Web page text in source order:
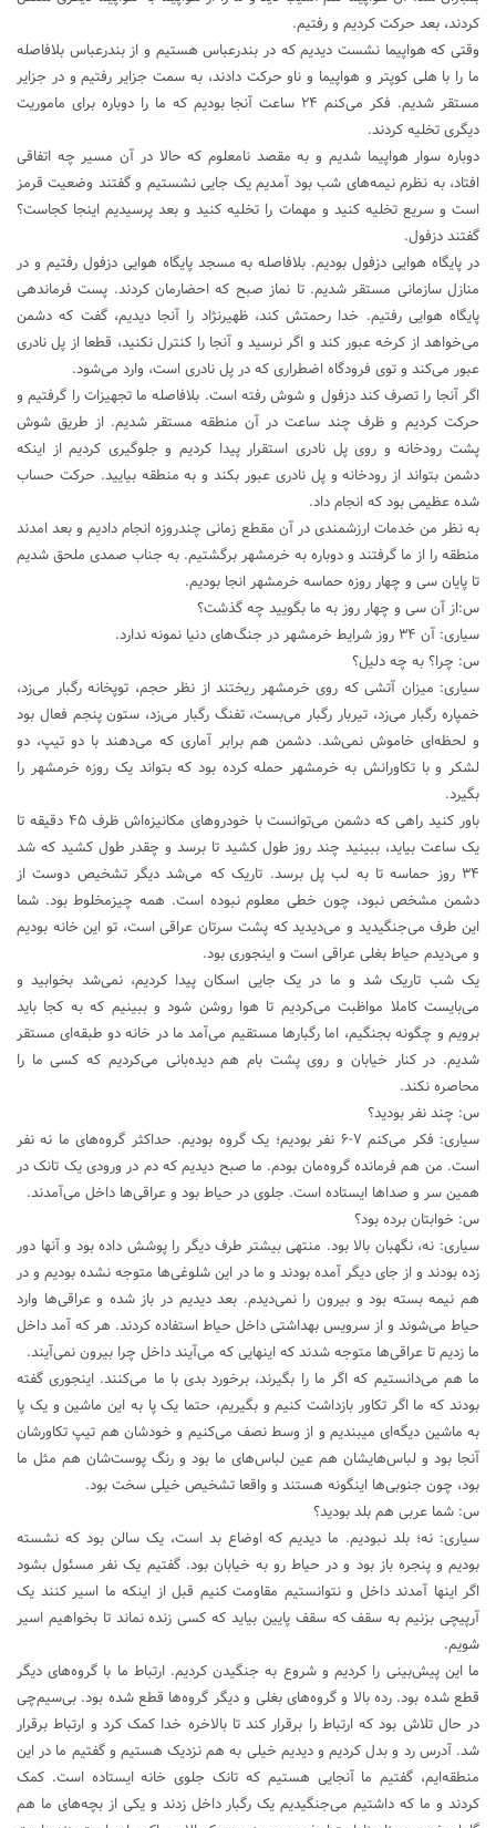
کردند، بعد حرکت کردیم و رفتیم.
وقتی که هواپیما نشست دیدیم که در بندرعباس هستیم و از بندرعباس بلافاصله
ما را با هلی کوپتر و هواپیما و ناو حرکت دادند، به سمت جزایر رفتیم و در جزایر
مستقر شدیم. فکر می‌کنم ۲۴ ساعت آنجا بودیم که ما را دوباره برای ماموریت
دیگری تخلیه کردند.
دوباره سوار هواپیما شدیم و به مقصد نامعلوم که حالا در آن مسیر چه اتفاقی
افتاد، به نظرم نیمه‌های شب بود آمدیم یک جایی نشستیم و گفتند وضعیت قرمز
است و سریع تخلیه کنید و مهمات را تخلیه کنید و بعد پرسیدیم اینجا کجاست؟
گفتند دزفول.
در پایگاه هوایی دزفول بودیم. بلافاصله به مسجد پایگاه هوایی دزفول رفتیم و در
منازل سازمانی مستقر شدیم. تا نماز صبح که احضارمان کردند. پست فرماندهی
پایگاه هوایی رفتیم. خدا رحمتش کند، ظهیرنژاد را آنجا دیدیم، گفت که دشمن
می‌خواهد از کرخه عبور کند و اگر نرسید و آنجا را کنترل نکنید، قطعا از پل نادری
عبور می‌کند و توی فرودگاه اضطراری که در پل نادری است، وارد می‌شود.
اگر آنجا را تصرف کند دزفول و شوش رفته است. بلافاصله ما تجهیزات را گرفتیم و
حرکت کردیم و ظرف چند ساعت در آن منطقه مستقر شدیم. از طریق شوش
پشت رودخانه و روی پل نادری استقرار پیدا کردیم و جلوگیری کردیم از اینکه
دشمن بتواند از رودخانه و پل نادری عبور بکند و به منطقه بیایید. حرکت حساب
شده عظیمی بود که انجام داد.
به نظر من خدمات ارزشمندی در آن مقطع زمانی چندروزه انجام دادیم و بعد امدند
منطقه را از ما گرفتند و دوباره به خرمشهر برگشتیم. به جناب صمدی ملحق شدیم
تا پایان سی و چهار روزه حماسه خرمشهر انجا بودیم.
س:از آن سی و چهار روز به ما بگویید چه گذشت؟
سیاری: آن ۳۴ روز شرایط خرمشهر در جنگ‌های دنیا نمونه ندارد.
س: چرا؟ به چه دلیل؟
سیاری: میزان آتشی که روی خرمشهر ریختند از نظر حجم، توپخانه رگبار می‌زد،
خمپاره رگبار می‌زد، تیربار رگبار می‌بست، تفنگ رگبار می‌زد، ستون پنجم فعال بود
و لحظه‌ای خاموش نمی‌شد. دشمن هم برابر آماری که می‌دهند با دو تیپ، دو
لشکر و با تکاورانش به خرمشهر حمله کرده بود که بتواند یک روزه خرمشهر را
بگیرد.
باور کنید راهی که دشمن می‌توانست با خودروهای مکانیزه‌اش ظرف ۴۵ دقیقه تا
یک ساعت بیاید، ببینید چند روز طول کشید تا برسد و چقدر طول کشید که شد
۳۴ روز حماسه تا به لب پل برسد. تاریک که می‌شد دیگر تشخیص دوست از
دشمن مشخص نبود، چون خطی معلوم نبوده است. همه چیزمخلوط بود. شما
این طرف می‌جنگیدید و می‌دیدید که پشت سرتان عراقی است، تو این خانه بودیم
و می‌دیدم حیاط بغلی عراقی است و اینجوری بود.
یک‌ شب تاریک شد و ما در یک‌ جایی اسکان پیدا کردیم، نمی‌شد بخوابید و
می‌بایست کاملا مواظبت می‌کردیم تا هوا روشن شود و ببینیم که به کجا باید
برویم و چگونه بجنگیم، اما رگبارها مستقیم می‌آمد ما در خانه دو طبقه‌ای مستقر
شدیم. در کنار خیابان و روی پشت بام هم دیده‌بانی می‌کردیم که کسی ما را
محاصره نکند.
س: چند نفر بودید؟
سیاری: فکر می‌کنم ۷-۶ نفر بودیم؛ یک گروه بودیم. حداکثر گروه‌های ما نه نفر
است. من هم فرمانده گروه‌مان بودم. ما صبح دیدیم که دم در ورودی یک تانک در
همین سر و صداها ایستاده است. جلوی در حیاط بود و عراقی‌ها داخل می‌آمدند.
س: خوابتان برده بود؟
سیاری: نه، نگهبان بالا بود. منتهی بیشتر طرف دیگر را پوشش داده بود و آنها دور
زده بودند و از جای دیگر آمده بودند و ما در این شلوغی‌ها متوجه نشده بودیم و در
هم نیمه بسته بود و بیرون را نمی‌دیدم. بعد دیدیم در باز شده و عراقی‌ها وارد
حیاط می‌شوند و از سرویس بهداشتی داخل حیاط استفاده کردند. هر که آمد داخل
ما زدیم تا عراقی‌ها متوجه شدند که اینهایی که می‌آیند داخل چرا بیرون نمی‌آیند.
ما هم می‌دانستیم که اگر ما را بگیرند، برخورد بدی با ما می‌کنند. اینجوری گفته
بودند که ما اگر تکاور بازداشت کنیم و بگیریم، حتما یک پا به این ماشین و یک پا
به ماشین دیگه‌ای میبندیم و از وسط نصف می‌کنیم و خودشان هم تیپ تکاورشان
آنجا بود و لباس‌هایشان هم عین لباس‌های ما بود و رنگ پوست‌شان هم مثل ما
بود، چون جنوبی‌ها اینگونه هستند و واقعا تشخیص خیلی سخت بود.
س: شما عربی هم بلد بودید؟
سیاری: نه؛ بلد نبودیم. ما دیدیم که اوضاع بد است، یک سالن بود که نشسته
بودیم و پنجره باز بود و در حیاط رو به خیابان بود. گفتیم یک نفر مسئول بشود
اگر اینها آمدند داخل و نتوانستیم مقاومت کنیم قبل از اینکه ما اسیر کنند یک
آرپیچی بزنیم به سقف که سقف پایین بیاید که کسی زنده نماند تا بخواهیم اسیر
شویم.
ما این پیش‌بینی را کردیم و شروع به جنگیدن کردیم. ارتباط ما با گروه‌های دیگر
قطع شده بود. رده بالا و گروه‌های بغلی و دیگر گروه‌ها قطع شده بود. بی‌سیم‌چی
در حال تلاش بود که ارتباط را برقرار کند تا بالاخره خدا کمک کرد و ارتباط برقرار
شد. آدرس رد و بدل کردیم و دیدیم خیلی به هم نزدیک هستیم و گفتیم ما در این
منطقه‌ایم، گفتیم ما آنجایی هستیم که تانک جلوی خانه ایستاده است. کمک
کردند و ما که داشتیم می‌جنگیدیم یک رگبار داخل زدند و یکی از بچه‌های ما هم